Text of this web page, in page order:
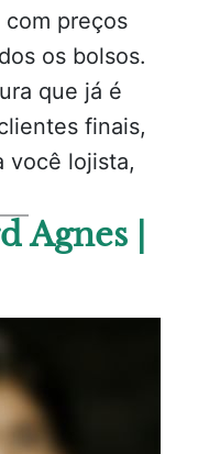
preços
os bolsos.
que já é
finais,
você lojista,
Agnes |